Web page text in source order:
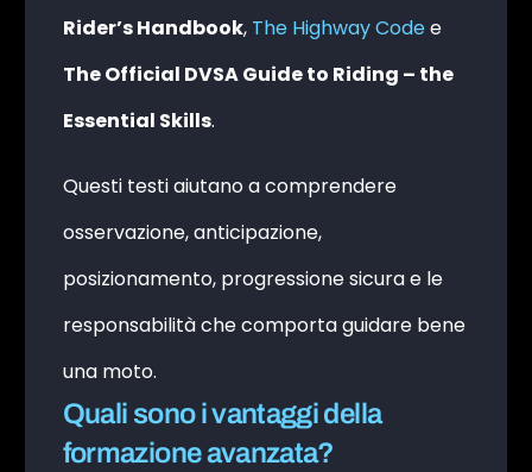
Rider’s Handbook, The Highway Codee
The Official DVSA Guide to Riding – the
Essential Skills.
Questi testi aiutano a comprendere
osservazione, anticipazione,
posizionamento, progressione sicura e le
responsabilità che comporta guidare bene
una moto.
Quali sono i vantaggi della
formazione avanzata?